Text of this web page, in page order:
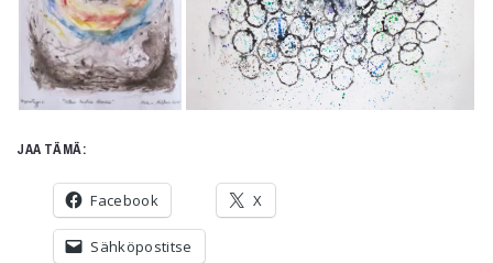
JAA TÄMÄ:
Facebook X
Sähköpostitse